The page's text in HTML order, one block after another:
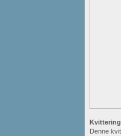
Denne